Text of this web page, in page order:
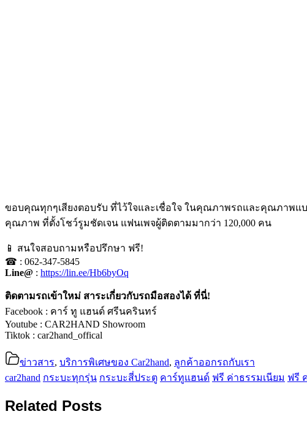
ขอบคุณทุกๆเสียงตอบรับ ที่ไว้ใจและเชื่อใจ ในคุณภาพรถและคุณภาพ
คุณภาพ ที่ตั้งโชว์รูมชัดเจน แฟนเพจผู้ติดตามมากว่า 120,000 คน
📱 สนใจสอบถามหรือปรึกษา ฟรี!
☎ : 062-347-5845
Line@ : https://lin.ee/Hb6byOq
ติดตามรถเข้าใหม่ สาระเกี่ยวกับรถมือสองได้ ที่นี่!
Facebook : คาร์ ทู แฮนด์ ศรีนครินทร์
Youtube : CAR2HAND Showroom
Tiktok : car2hand_offical
ข่าวสาร, บริการพิเศษของ Car2hand, ลูกค้าออกรถกับเรา
car2hand กระบะทุกรุ่น กระบะสี่ประตู คาร์ทูแฮนด์ ฟรี ค่าธรรมเนียม ฟรี
Related Posts